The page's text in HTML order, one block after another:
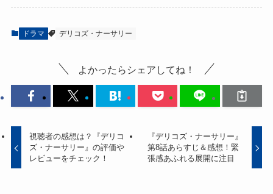
ドラマ デリコズ・ナーサリー
よかったらシェアしてね！
視聴者の感想は？『デリコ
ズ・ナーサリー』の評価や
レビューをチェック！
『デリコズ・ナーサリー』
第8話あらすじ＆感想！緊
張感あふれる展開に注目